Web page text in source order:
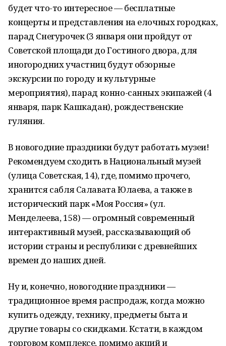
будет что-то интересное — бесплатные
концерты и представления на елочных городках,
парад Снегурочек (3 января они пройдут от
Советской площади до Гостиного двора, для
иногородних участниц будут обзорные
экскурсии по городу и культурные
мероприятия), парад конно-санных экипажей (4
января, парк Кашкадан), рождественские
гуляния.
В новогодние праздники будут работать музеи!
Рекомендуем сходить в Национальный музей
(улица Советская, 14), где, помимо прочего,
хранится сабля Салавата Юлаева, а также в
исторический парк «Моя Россия» (ул.
Менделеева, 158) — огромный современный
интерактивный музей, рассказывающий об
истории страны и республики с древнейших
времен до наших дней.
Ну и, конечно, новогодние праздники —
традиционное время распродаж, когда можно
купить одежду, технику, предметы быта и
другие товары со скидками. Кстати, в каждом
торговом комплексе, помимо акций и